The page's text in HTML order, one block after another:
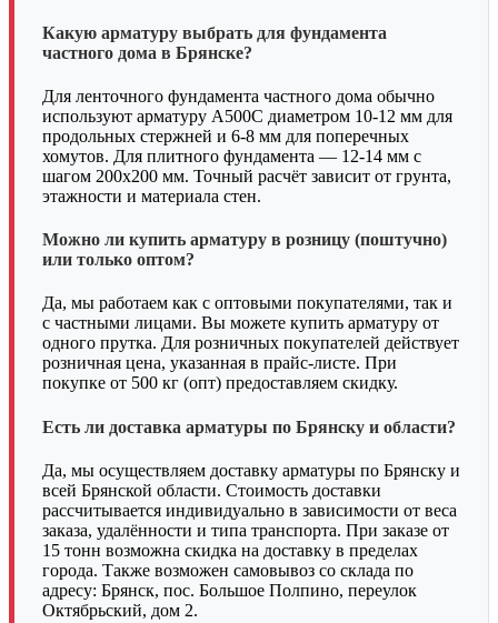
Какую арматуру выбрать для фундамента
частного дома в Брянске?
Для ленточного фундамента частного дома обычно
используют арматуру А500С диаметром 10-12 мм для
продольных стержней и 6-8 мм для поперечных
хомутов. Для плитного фундамента — 12-14 мм с
шагом 200х200 мм. Точный расчёт зависит от грунта,
этажности и материала стен.
Можно ли купить арматуру в розницу (поштучно)
или только оптом?
Да, мы работаем как с оптовыми покупателями, так и
с частными лицами. Вы можете купить арматуру от
одного прутка. Для розничных покупателей действует
розничная цена, указанная в прайс-листе. При
покупке от 500 кг (опт) предоставляем скидку.
Есть ли доставка арматуры по Брянску и области?
Да, мы осуществляем доставку арматуры по Брянску и
всей Брянской области. Стоимость доставки
рассчитывается индивидуально в зависимости от веса
заказа, удалённости и типа транспорта. При заказе от
15 тонн возможна скидка на доставку в пределах
города. Также возможен самовывоз со склада по
адресу: Брянск, пос. Большое Полпино, переулок
Октябрьский, дом 2.